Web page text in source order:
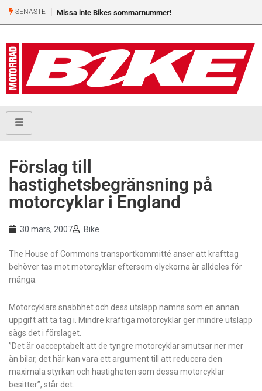
SENASTE Missa inte Bikes sommarnummer!
Förslag till
hastighetsbegränsning på
motorcyklar i England
30 mars, 2007 Bike
The House of Commons transportkommitté anser att krafttag
behöver tas mot motorcyklar eftersom olyckorna är alldeles för
många.
Motorcyklars snabbhet och dess utsläpp nämns som en annan
uppgift att ta tag i. Mindre kraftiga motorcyklar ger mindre utsläpp
sägs det i förslaget.
”Det är oacceptabelt att de tyngre motorcyklar smutsar ner mer
än bilar, det här kan vara ett argument till att reducera den
maximala styrkan och hastigheten som dessa motorcyklar
besitter”, står det.